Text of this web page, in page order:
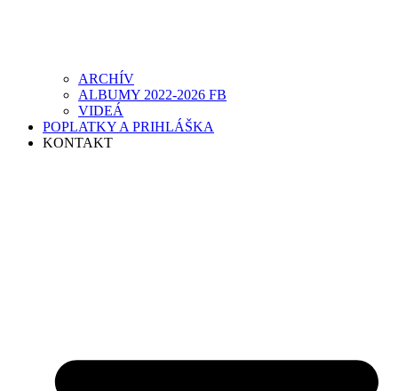
ARCHÍV
ALBUMY 2022-2026 FB
VIDEÁ
POPLATKY A PRIHLÁŠKA
KONTAKT